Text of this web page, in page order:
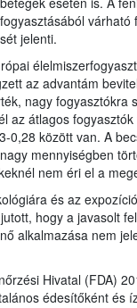
jelenti.
az advantám
nagy fogyasztókra
az átlagos
0,28 között van. A
mennyiségben
nem éri el a
és az
hogy a javasolt
alkalmazása nem
Hivatal (FDA)
édesítőként és